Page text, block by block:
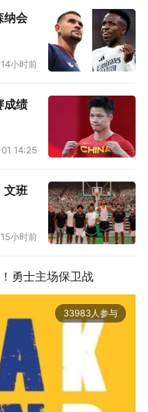
的争冠实力，这样的
管东部竞争格局变得
轻版的大洛佩斯与字
支雄鹿，很难被视为
赢得总冠军就值得肯
前的雄鹿并不具备争
让字母哥放心留下。
纳会
14小时前
成绩
14:25
文班
15小时前
勇士主场保卫战
33983人参与